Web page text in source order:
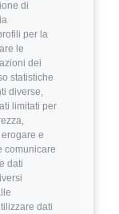
di
per la
le
dei
statistiche
diverse,
limitati per
e
comunicare
dati
dati